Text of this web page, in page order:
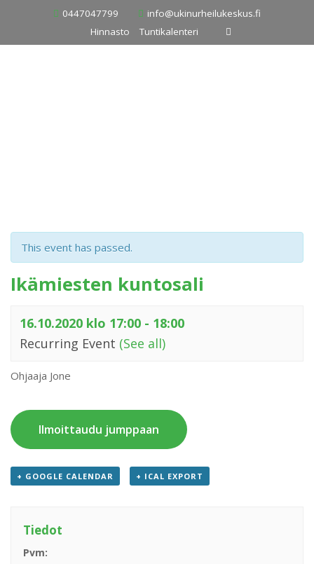
content
0447047799
info@ukinurheilukeskus.fi
Hinnasto
Tuntikalenteri
This event has passed.
Ikämiesten kuntosali
16.10.2020 klo 17:00 - 18:00
Recurring Event (See all)
Ohjaaja Jone
Ilmoittaudu jumppaan
+ GOOGLE CALENDAR + ICAL EXPORT
Tiedot
Pvm: